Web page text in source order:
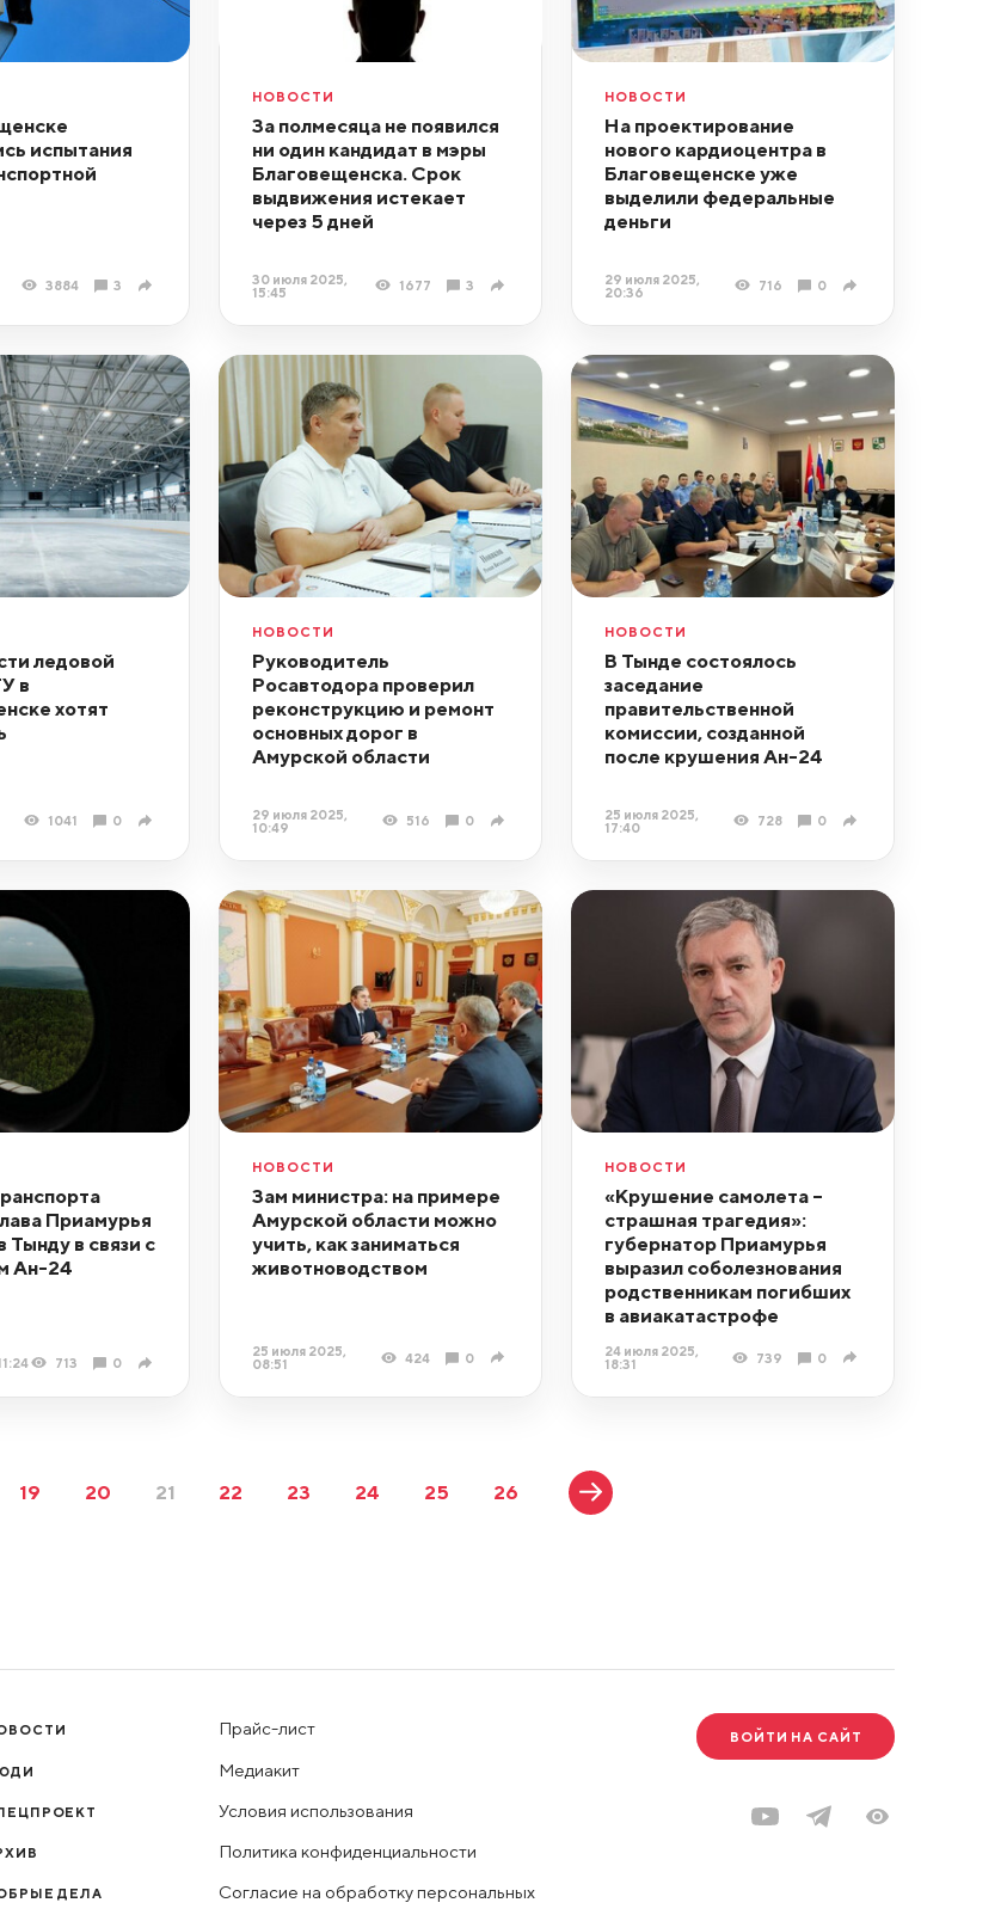
испытания
3884 3
НОВОСТИ
За полмесяца не появился
ни один кандидат в мэры
Благовещенска. Срок
выдвижения истекает
через 5 дней
30 июля 2025,
15:45
1677 3
НОВОСТИ
На проектирование
нового кардиоцентра в
Благовещенске уже
выделили федеральные
деньги
29 июля 2025,
20:36
716 0
ледовой
в
хотят
1041 0
НОВОСТИ
Руководитель
Росавтодора проверил
реконструкцию и ремонт
основных дорог в
Амурской области
29 июля 2025,
10:49
516 0
НОВОСТИ
В Тынде состоялось
заседание
правительственной
комиссии, созданной
после крушения Ан-24
25 июля 2025,
17:40
728 0
Приамурья
Тынду в связи с
Ан-24
713 0
НОВОСТИ
Зам министра: на примере
Амурской области можно
учить, как заниматься
животноводством
25 июля 2025,
08:51
424 0
НОВОСТИ
«Крушение самолета –
страшная трагедия»:
губернатор Приамурья
выразил соболезнования
родственникам погибших
в авиакатастрофе
24 июля 2025,
18:31
739 0
19 20 21 22 23 24 25 26
ДЕЛА
Прайс-лист
Медиакит
Условия использования
Политика конфиденциальности
Согласие на обработку персональных
ВОЙТИ НА САЙТ